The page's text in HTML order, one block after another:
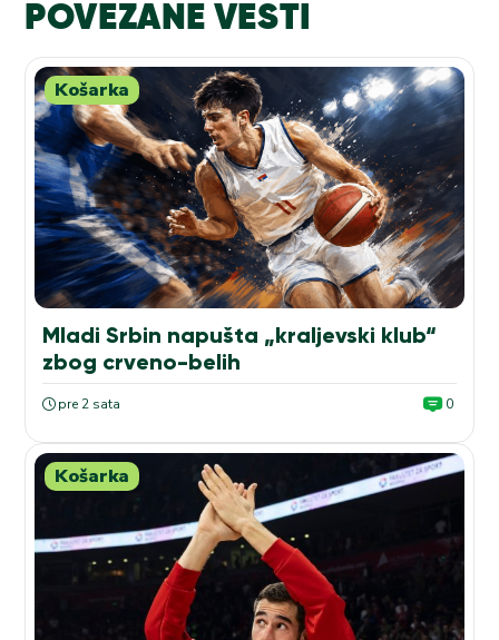
POVEZANE VESTI
Košarka
Mladi Srbin napušta „kraljevski klub“
zbog crveno-belih
pre 2 sata 0
Košarka